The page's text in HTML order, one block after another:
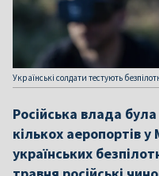
Українські солдати тестують
Російська влада
кількох аеропортів у
українських